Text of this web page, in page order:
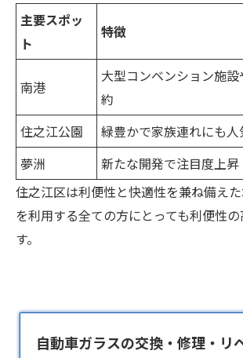
主要スポッ
ト
特徴
南港
大型コンベンション施
約
住之江公園
緑豊かで家族連れにも人
夢洲
新たな開発で注目度上昇
住之江区は利便性と快適性を兼ね備え
を利用する全ての方にとっても利便性
す。
自動車ガラスの交換・修理・リ